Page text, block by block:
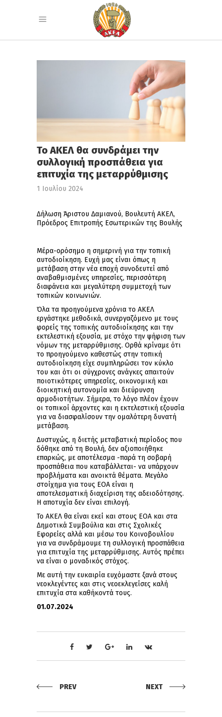
Το ΑΚΕΛ θα συνδράμει την
συλλογική προσπάθεια για
επιτυχία της μεταρρύθμισης
1 Ιουλίου 2024
Δήλωση Άριστου Δαμιανού, Βουλευτή ΑΚΕΛ,
Πρόεδρος Επιτροπής Εσωτερικών της Βουλής
Μέρα-ορόσημο η σημερινή για την τοπική
αυτοδιοίκηση. Ευχή μας είναι όπως η
μετάβαση στην νέα εποχή συνοδευτεί από
αναβαθμισμένες υπηρεσίες, περισσότερη
διαφάνεια και μεγαλύτερη συμμετοχή των
τοπικών κοινωνιών.
Όλα τα προηγούμενα χρόνια το ΑΚΕΛ
εργάστηκε μεθοδικά, συνεργαζόμενο με τους
φορείς της τοπικής αυτοδιοίκησης και την
εκτελεστική εξουσία, με στόχο την ψήφιση των
νόμων της μεταρρύθμισης. Ορθά κρίναμε ότι
το προηγούμενο καθεστώς στην τοπική
αυτοδιοίκηση είχε συμπληρώσει τον κύκλο
του και ότι οι σύγχρονες ανάγκες απαιτούν
ποιοτικότερες υπηρεσίες, οικονομική και
διοικητική αυτονομία και διεύρυνση
αρμοδιοτήτων. Σήμερα, το λόγο πλέον έχουν
οι τοπικοί άρχοντες και η εκτελεστική εξουσία
για να διασφαλίσουν την ομαλότερη δυνατή
μετάβαση.
Δυστυχώς, η διετής μεταβατική περίοδος που
δόθηκε από τη Βουλή, δεν αξιοποιήθηκε
επαρκώς, με αποτέλεσμα -παρά τη σοβαρή
προσπάθεια που καταβάλλεται- να υπάρχουν
προβλήματα και ανοικτά θέματα. Μεγάλο
στοίχημα για τους ΕΟΑ είναι η
αποτελεσματική διαχείριση της αδειοδότησης.
Η αποτυχία δεν είναι επιλογή.
Το ΑΚΕΛ θα είναι εκεί και στους ΕΟΑ και στα
Δημοτικά Συμβούλια και στις Σχολικές
Εφορείες αλλά και μέσω του Κοινοβουλίου
για να συνδράμουμε τη συλλογική προσπάθεια
για επιτυχία της μεταρρύθμισης. Αυτός πρέπει
να είναι ο μοναδικός στόχος.
Με αυτή την ευκαιρία ευχόμαστε ξανά στους
νεοκλεγέντες και στις νεοεκλεγείσες καλή
επιτυχία στα καθήκοντά τους.
01.07.2024
PREV NEXT